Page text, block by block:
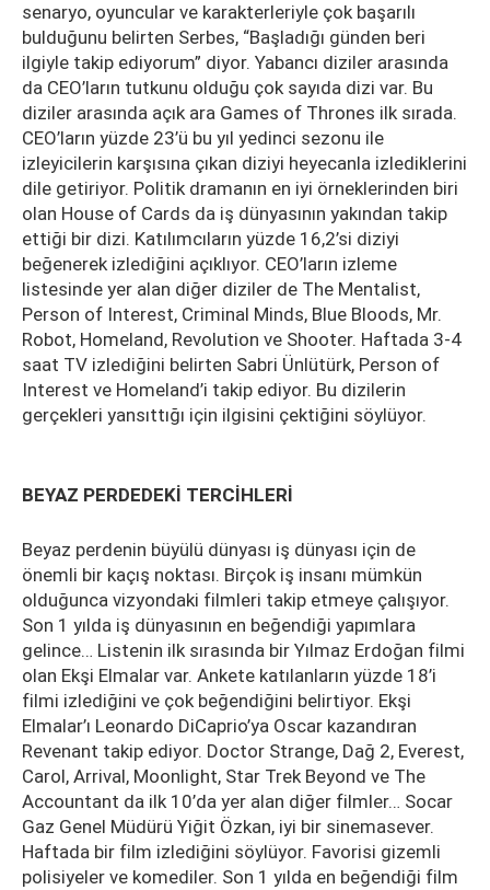
senaryo, oyuncular ve karakterleriyle çok başarılı
bulduğunu belirten Serbes, “Başladığı günden beri
ilgiyle takip ediyorum” diyor. Yabancı diziler arasında
da CEO’ların tutkunu olduğu çok sayıda dizi var. Bu
diziler arasında açık ara Games of Thrones ilk sırada.
CEO’ların yüzde 23’ü bu yıl yedinci sezonu ile
izleyicilerin karşısına çıkan diziyi heyecanla izlediklerini
dile getiriyor. Politik dramanın en iyi örneklerinden biri
olan House of Cards da iş dünyasının yakından takip
ettiği bir dizi. Katılımcıların yüzde 16,2’si diziyi
beğenerek izlediğini açıklıyor. CEO’ların izleme
listesinde yer alan diğer diziler de The Mentalist,
Person of Interest, Criminal Minds, Blue Bloods, Mr.
Robot, Homeland, Revolution ve Shooter. Haftada 3-4
saat TV izlediğini belirten Sabri Ünlütürk, Person of
Interest ve Homeland’i takip ediyor. Bu dizilerin
gerçekleri yansıttığı için ilgisini çektiğini söylüyor.
BEYAZ PERDEDEKİ TERCİHLERİ
Beyaz perdenin büyülü dünyası iş dünyası için de
önemli bir kaçış noktası. Birçok iş insanı mümkün
olduğunca vizyondaki filmleri takip etmeye çalışıyor.
Son 1 yılda iş dünyasının en beğendiği yapımlara
gelince… Listenin ilk sırasında bir Yılmaz Erdoğan filmi
olan Ekşi Elmalar var. Ankete katılanların yüzde 18’i
filmi izlediğini ve çok beğendiğini belirtiyor. Ekşi
Elmalar’ı Leonardo DiCaprio’ya Oscar kazandıran
Revenant takip ediyor. Doctor Strange, Dağ 2, Everest,
Carol, Arrival, Moonlight, Star Trek Beyond ve The
Accountant da ilk 10’da yer alan diğer filmler… Socar
Gaz Genel Müdürü Yiğit Özkan, iyi bir sinemasever.
Haftada bir film izlediğini söylüyor. Favorisi gizemli
polisiyeler ve komediler. Son 1 yılda en beğendiği film